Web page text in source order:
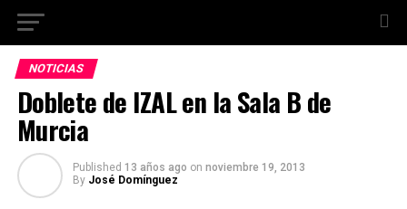
NOTICIAS
Doblete de IZAL en la Sala B de
Murcia
Published 13 años ago on noviembre 19, 2013
By José Domínguez